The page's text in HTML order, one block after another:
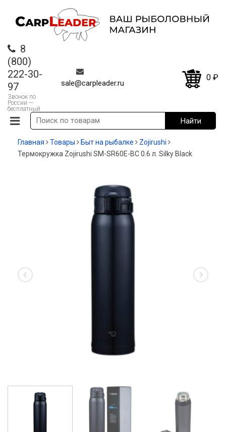
8
(800)
222-30-
97
Звонок по
России —
бесплатный
sale@carpleader.ru
0 ₽
Главная Товары Быт на рыбалке
Zojirushi
Термокружка Zojirushi SM-SR60E-BC 0.6 л. Silky Black